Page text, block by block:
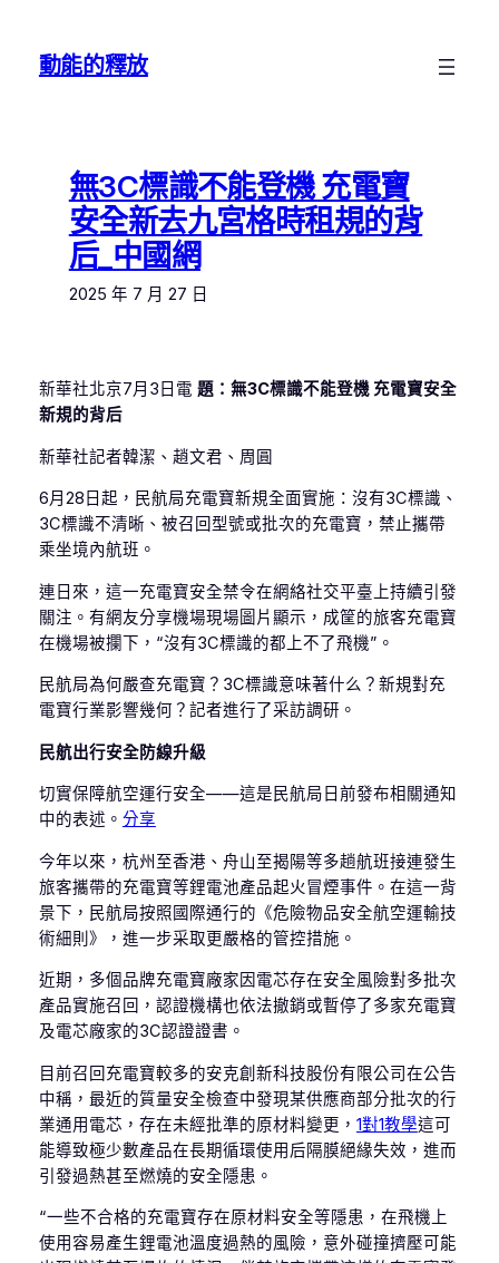
動能的釋放
無3C標識不能登機 充電寶
安全新去九宮格時租規的背
后_中國網
2025 年 7 月 27 日
新華社北京7月3日電 題：無3C標識不能登機 充電寶安全
新規的背后
新華社記者韓潔、趙文君、周圓
6月28日起，民航局充電寶新規全面實施：沒有3C標識、
3C標識不清晰、被召回型號或批次的充電寶，禁止攜帶
乘坐境內航班。
連日來，這一充電寶安全禁令在網絡社交平臺上持續引發
關注。有網友分享機場現場圖片顯示，成筐的旅客充電寶
在機場被攔下，“沒有3C標識的都上不了飛機”。
民航局為何嚴查充電寶？3C標識意味著什么？新規對充
電寶行業影響幾何？記者進行了采訪調研。
民航出行安全防線升級
切實保障航空運行安全——這是民航局日前發布相關通知
中的表述。 分享
今年以來，杭州至香港、舟山至揭陽等多趟航班接連發生
旅客攜帶的充電寶等鋰電池產品起火冒煙事件。在這一背
景下，民航局按照國際通行的《危險物品安全航空運輸技
術細則》，進一步采取更嚴格的管控措施。
近期，多個品牌充電寶廠家因電芯存在安全風險對多批次
產品實施召回，認證機構也依法撤銷或暫停了多家充電寶
及電芯廠家的3C認證證書。
目前召回充電寶較多的安克創新科技股份有限公司在公告
中稱，最近的質量安全檢查中發現某供應商部分批次的行
業通用電芯，存在未經批準的原材料變更， 1對1教學這可
能導致極少數產品在長期循環使用后隔膜絕緣失效，進而
引發過熱甚至燃燒的安全隱患。
“一些不合格的充電寶存在原材料安全等隱患，在飛機上
使用容易產生鋰電池溫度過熱的風險，意外碰撞擠壓可能